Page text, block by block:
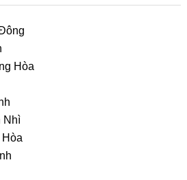
Hòa
Nhì